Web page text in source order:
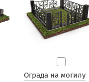
Ограда на могилу